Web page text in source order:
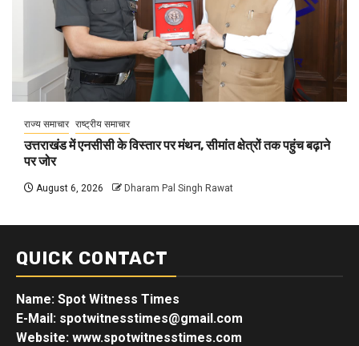
राज्य समाचार राष्ट्रीय समाचार
उत्तराखंड में एनसीसी के विस्तार पर मंथन, सीमांत क्षेत्रों तक पहुंच बढ़ाने
पर जोर
August 6, 2026 Dharam Pal Singh Rawat
QUICK CONTACT
Name: Spot Witness Times
E-Mail: spotwitnesstimes@gmail.com
Website: www.spotwitnesstimes.com